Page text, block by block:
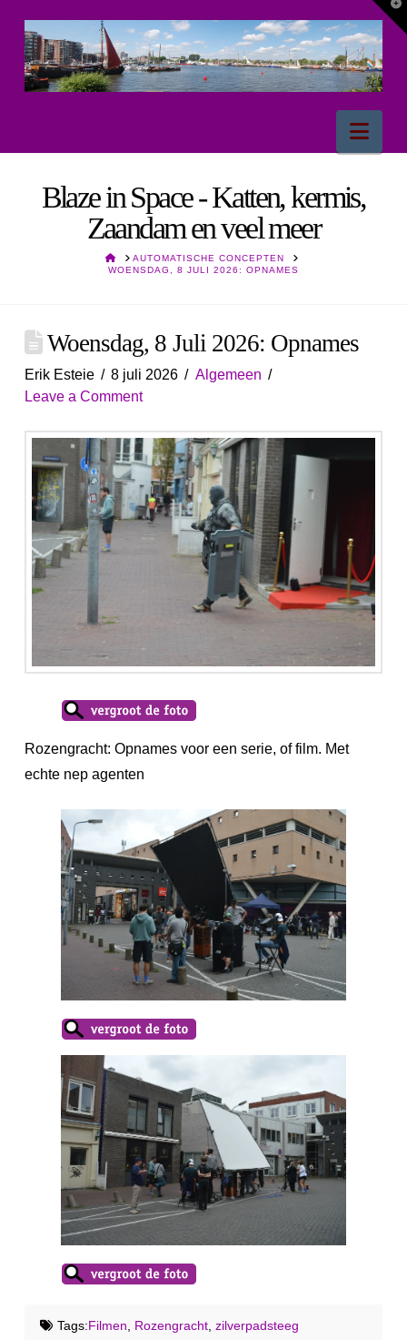
Blaze in Space - Katten, kermis,
Zaandam en veel meer
HOMEAUTOMATISCHE CONCEPTEN
WOENSDAG, 8 JULI 2026: OPNAMES
Woensdag, 8 Juli 2026: Opnames
Erik Esteie 8 juli 2026
Algemeen
Leave a Comment
Rozengracht: Opnames voor een serie, of film. Met
echte nep agenten
Tags:Filmen Rozengracht, zilverpadsteeg